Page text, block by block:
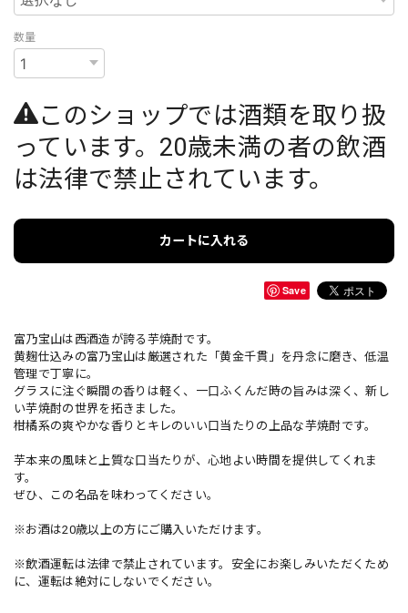
数量
このショップでは酒類を取り扱
っています。20歳未満の者の飲酒
は法律で禁止されています。
カートに入れる
Save
富乃宝山は西酒造が誇る芋焼酎です。
黄麹仕込みの富乃宝山は厳選された「黄金千貫」を丹念に磨き、低温
管理で丁寧に。
グラスに注ぐ瞬間の香りは軽く、一口ふくんだ時の旨みは深く、新し
い芋焼酎の世界を拓きました。
柑橘系の爽やかな香りとキレのいい口当たりの上品な芋焼酎です。
芋本来の風味と上質な口当たりが、心地よい時間を提供してくれま
す。
ぜひ、この名品を味わってください。
※お酒は20歳以上の方にご購入いただけます。
※飲酒運転は法律で禁止されています。安全にお楽しみいただくため
に、運転は絶対にしないでください。